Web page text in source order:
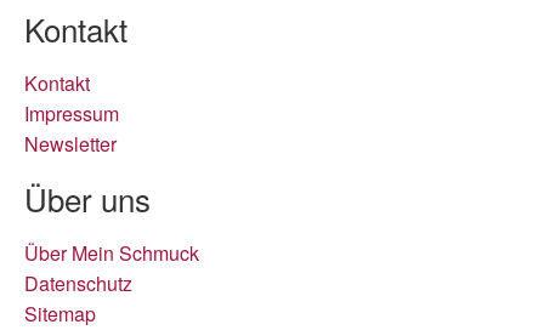
Kontakt
Kontakt
Impressum
Newsletter
Über uns
Über Mein Schmuck
Datenschutz
Sitemap